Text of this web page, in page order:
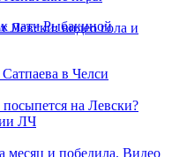
Левски: видео гола и
матч Рыбакиной
в Челси
на Левски?
ЛЧ
месяц и победила. Видео